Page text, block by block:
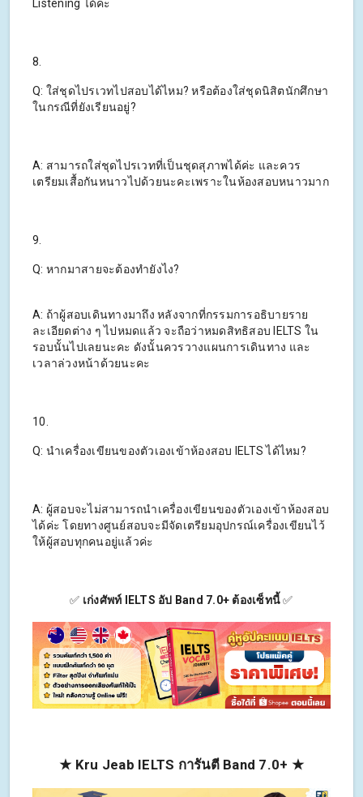
Listening ได้ค่ะ
8.
Q: ใส่ชุดไปรเวทไปสอบได้ไหม? หรือต้องใส่ชุดนิสิตนักศึกษา
ในกรณีที่ยังเรียนอยู่?
A: สามารถใส่ชุดไปรเวทที่เป็นชุดสุภาพได้ค่ะ และควร
เตรียมเสื้อกันหนาวไปด้วยนะคะเพราะในห้องสอบหนาวมาก
9.
Q: หากมาสายจะต้องทำยังไง?
A: ถ้าผู้สอบเดินทางมาถึง หลังจากที่กรรมการอธิบายราย
ละเอียดต่าง ๆ ไปหมดแล้ว จะถือว่าหมดสิทธิสอบ IELTS ใน
รอบนั้นไปเลยนะคะ ดังนั้นควรวางแผนการเดินทาง และ
เวลาล่วงหน้าด้วยนะคะ
10.
Q: นำเครื่องเขียนของตัวเองเข้าห้องสอบ IELTS ได้ไหม?
A: ผู้สอบจะไม่สามารถนำเครื่องเขียนของตัวเองเข้าห้องสอบ
ได้ค่ะ โดยทางศูนย์สอบจะมีจัดเตรียมอุปกรณ์เครื่องเขียนไว้
ให้ผู้สอบทุกคนอยู่แล้วค่ะ
✅ เก่งศัพท์ IELTS อัป Band 7.0+ ต้องเซ็ทนี้✅
★ Kru Jeab IELTS การันตี Band 7.0+ ★